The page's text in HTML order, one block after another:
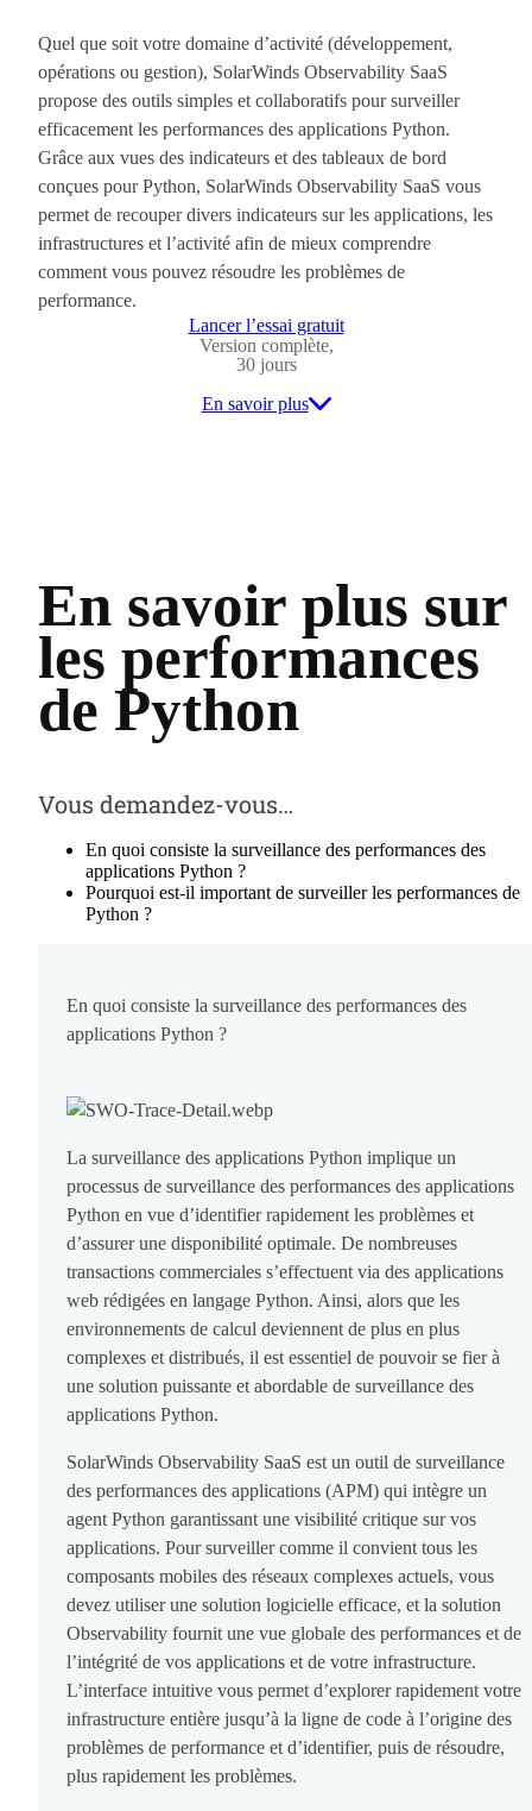
Quel que soit votre domaine d’activité (développement,
opérations ou gestion), SolarWinds Observability SaaS
propose des outils simples et collaboratifs pour surveiller
efficacement les performances des applications Python.
Grâce aux vues des indicateurs et des tableaux de bord
conçues pour Python, SolarWinds Observability SaaS vous
permet de recouper divers indicateurs sur les applications, les
infrastructures et l’activité afin de mieux comprendre
comment vous pouvez résoudre les problèmes de
performance.
Lancer l’essai gratuit
Version complète,
30 jours
En savoir plus
En savoir plus sur
les performances
de Python
Vous demandez-vous…
En quoi consiste la surveillance des performances des
applications Python ?
Pourquoi est-il important de surveiller les performances de
Python ?
En quoi consiste la surveillance des performances des
applications Python ?
La surveillance des applications Python implique un
processus de surveillance des performances des applications
Python en vue d’identifier rapidement les problèmes et
d’assurer une disponibilité optimale. De nombreuses
transactions commerciales s’effectuent via des applications
web rédigées en langage Python. Ainsi, alors que les
environnements de calcul deviennent de plus en plus
complexes et distribués, il est essentiel de pouvoir se fier à
une solution puissante et abordable de surveillance des
applications Python.
SolarWinds Observability SaaS est un outil de surveillance
des performances des applications (APM) qui intègre un
agent Python garantissant une visibilité critique sur vos
applications. Pour surveiller comme il convient tous les
composants mobiles des réseaux complexes actuels, vous
devez utiliser une solution logicielle efficace, et la solution
Observability fournit une vue globale des performances et de
l’intégrité de vos applications et de votre infrastructure.
L’interface intuitive vous permet d’explorer rapidement votre
infrastructure entière jusqu’à la ligne de code à l’origine des
problèmes de performance et d’identifier, puis de résoudre,
plus rapidement les problèmes.